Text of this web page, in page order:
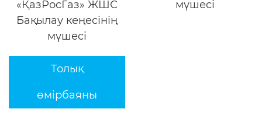
«ҚазРосГаз» ЖШС
Бақылау кеңесінің
мүшесі
Толық
өмірбаяны
мүшесі